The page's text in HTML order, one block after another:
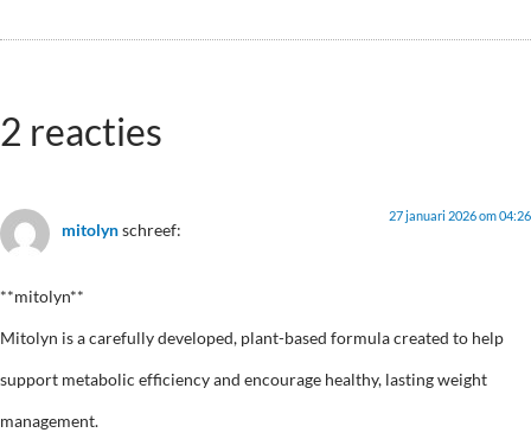
2 reacties
mitolynschreef:
27 januari 2026 om 04:26
**mitolyn**
Mitolyn is a carefully developed, plant-based formula created to help
support metabolic efficiency and encourage healthy, lasting weight
management.